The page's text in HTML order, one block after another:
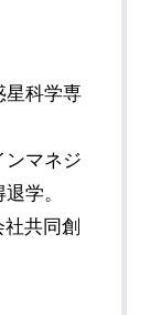
星科学専
ンマネジ
学。
共同創